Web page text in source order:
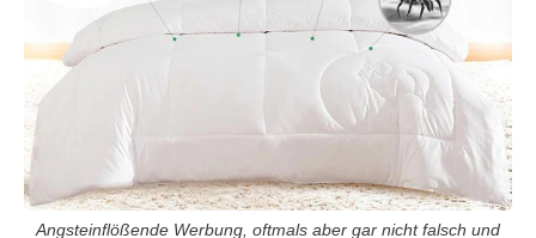
Angsteinflößende Werbung, oftmals aber gar nicht falsch und